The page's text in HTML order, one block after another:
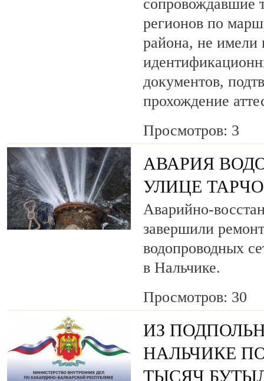
сопровождавшие
регионов по
района, не имели
документов,
прохождение
Просмотров: 3
АВАРИЯ
УЛИЦЕ
Аварийно-
завершили
водопроводных
в Нальчике.
Просмотров: 30
ИЗ
НАЛЬЧИКЕ
ТЫСЯЧ